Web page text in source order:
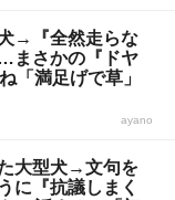
→『全然走らな
まさかの『ドヤ
「満足げで草」
ayano
大型犬→文句を
に『抗議しまく